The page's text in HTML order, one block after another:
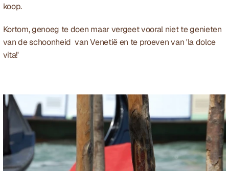
koop.
Kortom, genoeg te doen maar vergeet vooral niet te genieten
van de schoonheid  van Venetië en te proeven van 'la dolce
vita!'